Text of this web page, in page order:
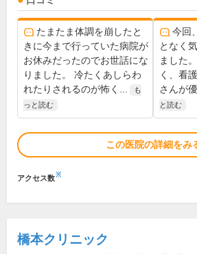
たまたま体調を崩したと
きに今まで行っていた病院が
お休みだったのでお世話にな
りました。 冷たくあしらわ
れたりされるのが怖く...
も
っと読む
今回
となく
ました
く、看
さんが
と読む
この医院の詳細をみ
アクセス数※
橋本クリニック